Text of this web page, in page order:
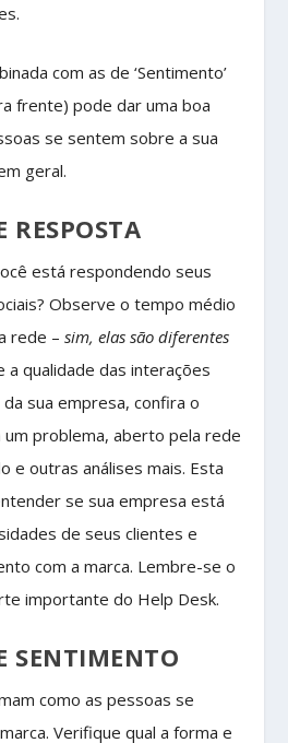
com as de ‘Sentimento’
frente) pode dar uma boa
se sentem sobre a sua
geral.
RESPOSTA
está respondendo seus
Observe o tempo médio
rede –sim, elas são diferentes
a qualidade das interações
sua empresa, confira o
problema, aberto pela rede
e outras análises mais. Esta
se sua empresa está
de seus clientes e
com a marca. Lembre-se o
importante do Help Desk.
SENTIMENTO
como as pessoas se
Verifique qual a forma e